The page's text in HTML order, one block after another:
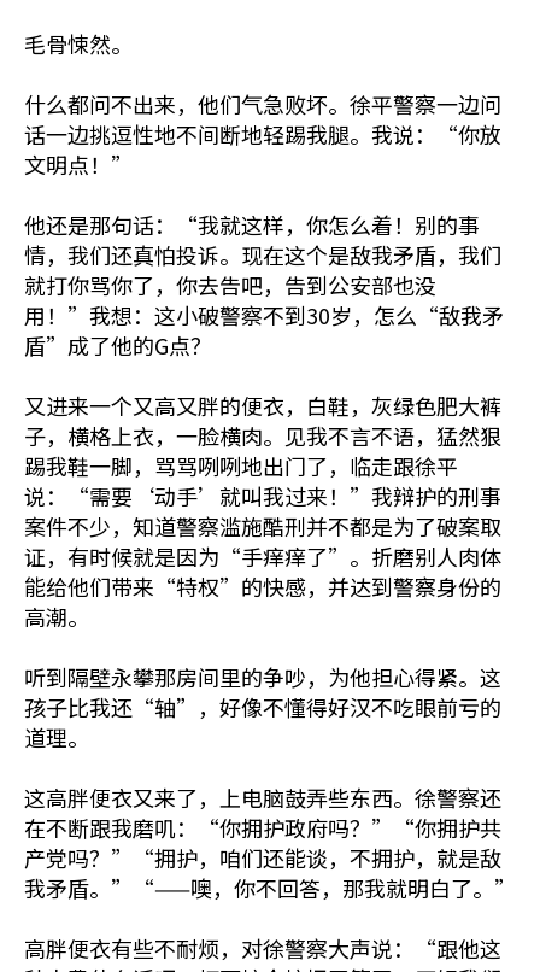
毛骨悚然。
什么都问不出来，他们气急败坏。徐平警察一边问
话一边挑逗性地不间断地轻踢我腿。我说：“你放
文明点！”
他还是那句话：“我就这样，你怎么着！别的事
情，我们还真怕投诉。现在这个是敌我矛盾，我们
就打你骂你了，你去告吧，告到公安部也没
用！”我想：这小破警察不到30岁，怎么“敌我矛
盾”成了他的G点？
又进来一个又高又胖的便衣，白鞋，灰绿色肥大裤
子，横格上衣，一脸横肉。见我不言不语，猛然狠
踢我鞋一脚，骂骂咧咧地出门了，临走跟徐平
说：“需要‘动手’就叫我过来！”我辩护的刑事
案件不少，知道警察滥施酷刑并不都是为了破案取
证，有时候就是因为“手痒痒了”。折磨别人肉体
能给他们带来“特权”的快感，并达到警察身份的
高潮。
听到隔壁永攀那房间里的争吵，为他担心得紧。这
孩子比我还“轴”，好像不懂得好汉不吃眼前亏的
道理。
这高胖便衣又来了，上电脑鼓弄些东西。徐警察还
在不断跟我磨叽：“你拥护政府吗？”“你拥护共
产党吗？”“拥护，咱们还能谈，不拥护，就是敌
我矛盾。”“——噢，你不回答，那我就明白了。”
高胖便衣有些不耐烦，对徐警察大声说：“跟他这